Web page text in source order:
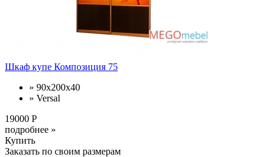
Шкаф купе Композиция 75
» 90x200x40
» Versal
19000 Р
подробнее »
Купить
Заказать по своим размерам